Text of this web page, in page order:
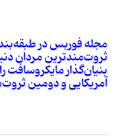
ثروت‌مندترین مردان
بنیان‌گذار مایکروسافت
آمریکایی و دومین